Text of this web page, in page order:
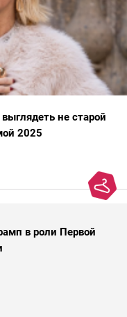
не старой
2025
в роли Первой